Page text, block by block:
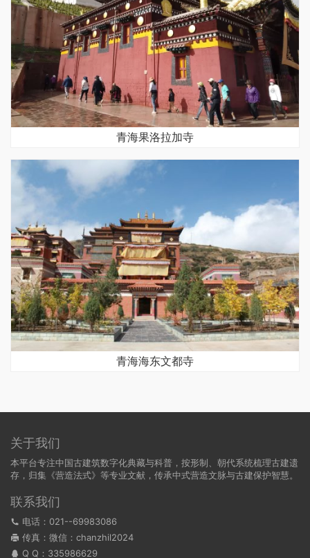
青海果洛拉加寺
青海海东文都寺
关于我们
本平台专注中国古建筑数字化典藏与科普，按形制、朝代系统梳理古建遗
存，归集《营造法式》等专业文献，传承中式营造文脉与古建保护智慧。
联系我们
电话：021--69983086
传真：微信：chanzhil2024
Q Q： 335986629